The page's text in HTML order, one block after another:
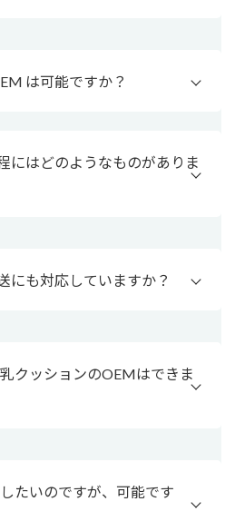
は可能ですか？
にはどのようなものがありま
にも対応していますか？
クッションのOEMはできま
たいのですが、可能です